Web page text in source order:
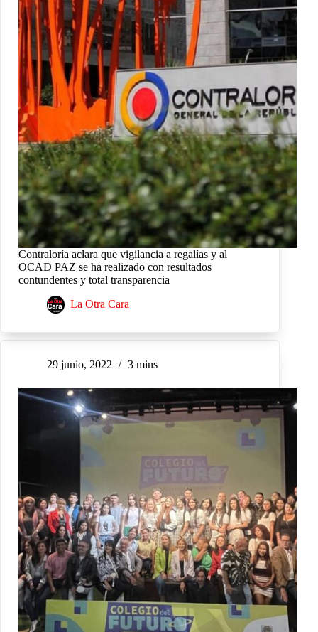
Contraloría aclara que vigilancia a regalías y al
OCAD PAZ se ha realizado con resultados
contundentes y total transparencia
La Otra Cara
29 junio, 2022 3 mins